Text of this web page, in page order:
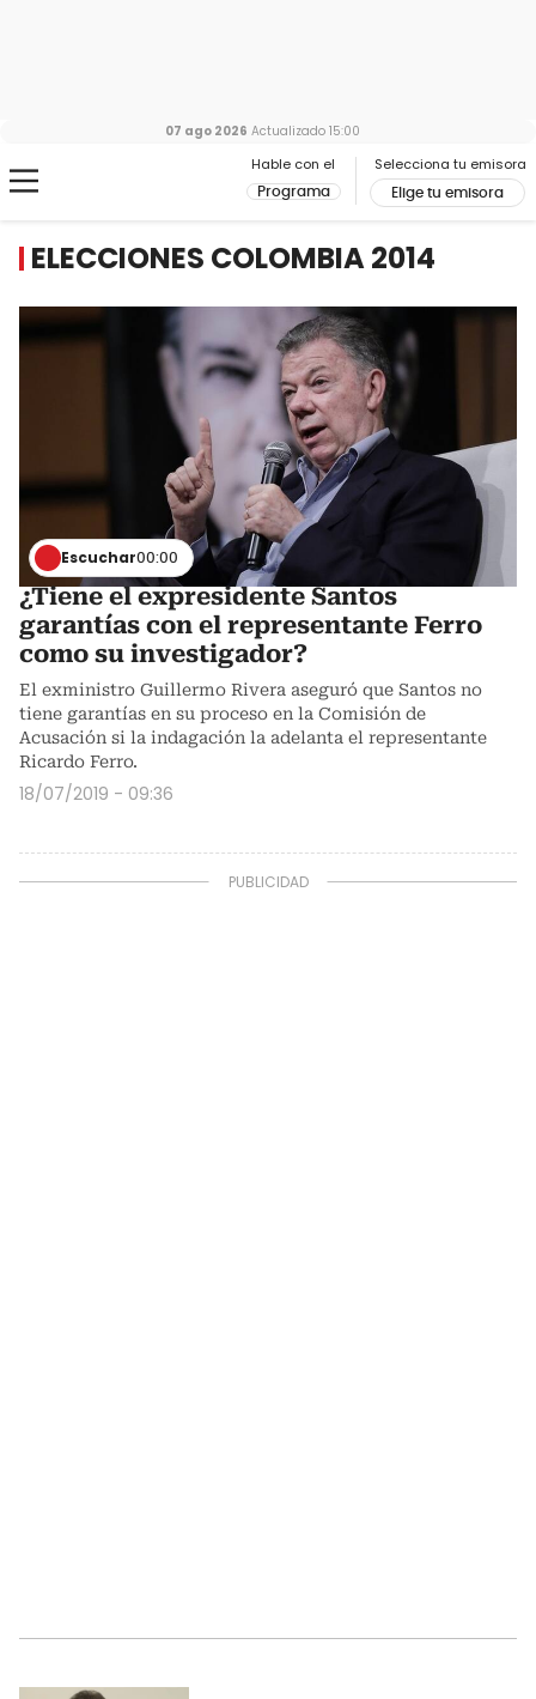
Hable con el
Programa
Selecciona tu emisora
Elige tu emisora
07 ago 2026 Actualizado 15:00
ELECCIONES COLOMBIA 2014
Escuchar00:00
¿Tiene el expresidente Santos
garantías con el representante Ferro
como su investigador?
El exministro Guillermo Rivera aseguró que Santos no
tiene garantías en su proceso en la Comisión de
Acusación si la indagación la adelanta el representante
Ricardo Ferro.
18/07/2019 - 09:36